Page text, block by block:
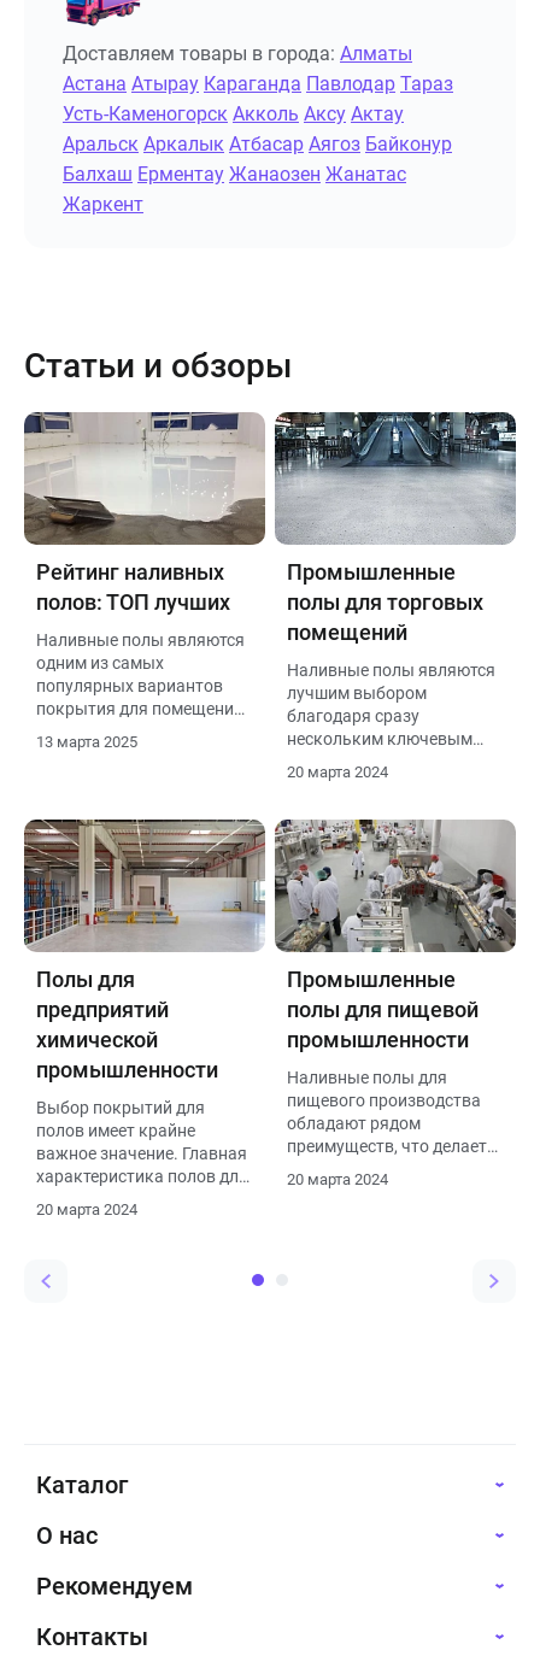
Доставляем товары в города: Алматы
Астана Атырау Караганда Павлодар Тараз
Усть-Каменогорск Акколь Аксу Актау
Аральск Аркалык Атбасар Аягоз Байконур
Балхаш Ерментау Жанаозен Жанатас
Жаркент
Статьи и обзоры
Рейтинг наливных
полов: ТОП лучших
Наливные полы являются
одним из самых
популярных вариантов
покрытия для помещений
долговечности,
рассмотрим топ-5 лучших
материалов и технологий
наливных полов, которые
обеспечат вам идеальный
результат.
13 марта 2025
Промышленные
полы для торговых
помещений
Наливные полы являются
лучшим выбором
благодаря сразу
нескольким ключевым
особенностям.
20 марта 2024
Полы для
предприятий
химической
промышленности
Выбор покрытий для
полов имеет крайне
важное значение. Главная
характеристика полов для
промышленности –
20 марта 2024
Промышленные
полы для пищевой
промышленности
Наливные полы для
пищевого производства
обладают рядом
преимуществ, что делает
для помещений.
20 марта 2024
Каталог
О нас
Рекомендуем
Контакты